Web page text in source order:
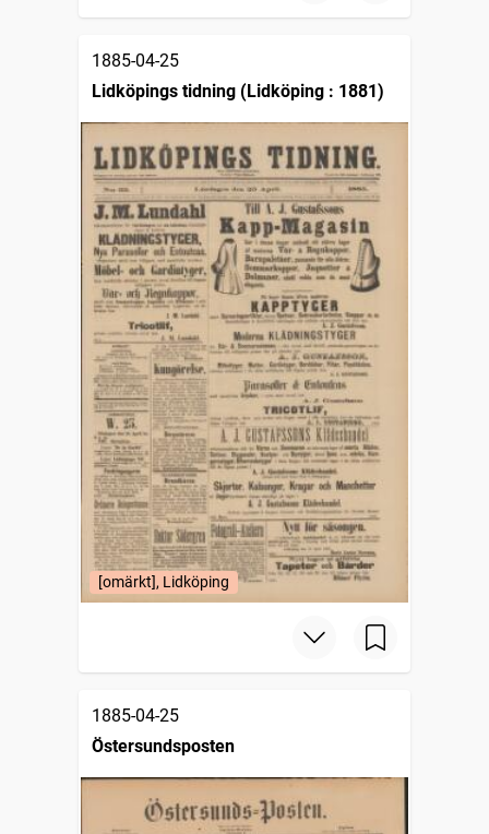
1885-04-25
Lidköpings tidning (Lidköping : 1881)
[omärkt], Lidköping
1885-04-25
Östersundsposten